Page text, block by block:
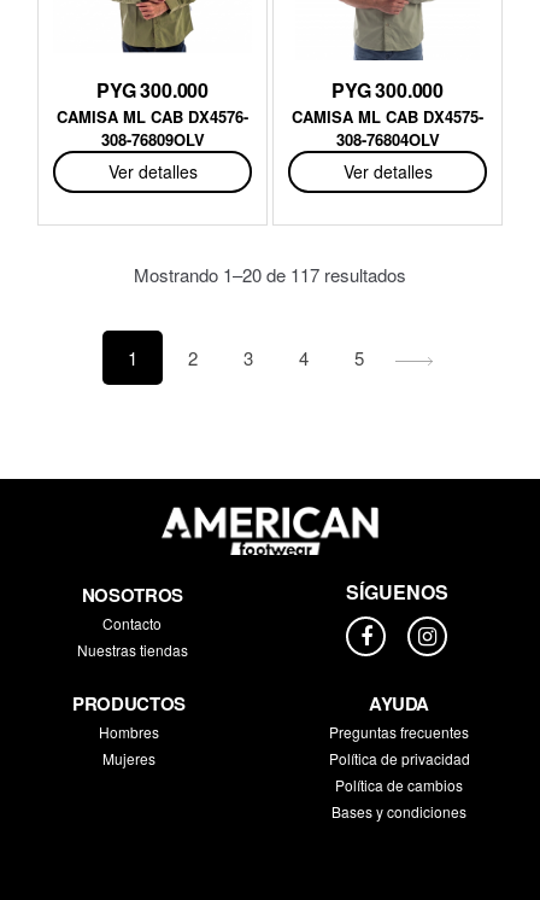
PYG 300.000
CAMISA ML CAB DX4576-
308-76809OLV
Ver detalles
PYG 300.000
CAMISA ML CAB DX4575-
308-76804OLV
Ver detalles
Mostrando 1–20 de 117 resultados
1 2 3 4 5
NOSOTROS
Contacto
Nuestras tiendas
SÍGUENOS
PRODUCTOS
Hombres
Mujeres
AYUDA
Preguntas frecuentes
Política de privacidad
Política de cambios
Bases y condiciones